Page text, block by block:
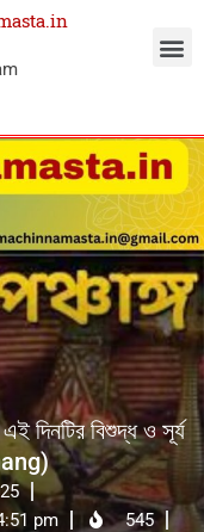
দিনটির বিশুদ্ধ ও সূর্য
pm
545